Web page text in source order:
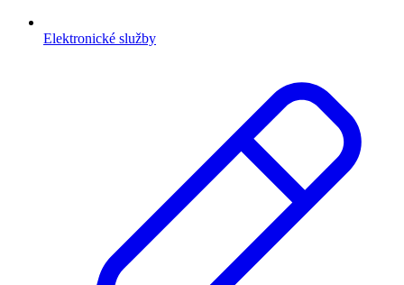
Elektronické služby